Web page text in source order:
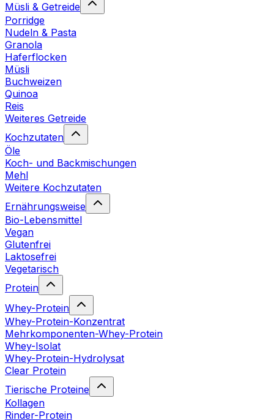
Müsli & Getreide
Porridge
Nudeln & Pasta
Granola
Haferflocken
Müsli
Buchweizen
Quinoa
Reis
Weiteres Getreide
Kochzutaten
Öle
Koch- und Backmischungen
Mehl
Weitere Kochzutaten
Ernährungsweise
Bio-Lebensmittel
Vegan
Glutenfrei
Laktosefrei
Vegetarisch
Protein
Whey-Protein
Whey-Protein-Konzentrat
Mehrkomponenten-Whey-Protein
Whey-Isolat
Whey-Protein-Hydrolysat
Clear Protein
Tierische Proteine
Kollagen
Rinder-Protein